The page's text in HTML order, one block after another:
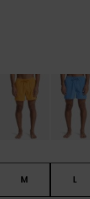
Consultar
las FAQ
M L